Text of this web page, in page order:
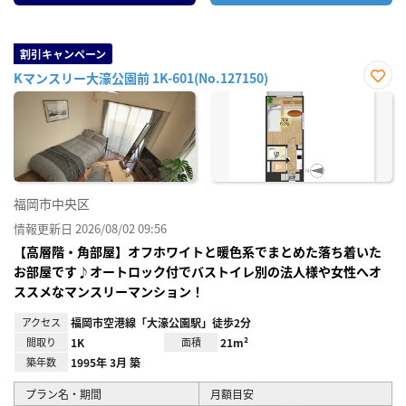
割引キャンペーン
Kマンスリー大濠公園前 1K-601(No.127150)
お気
福岡市中央区
情報更新日 2026/08/02 09:56
【高層階・角部屋】オフホワイトと暖色系でまとめた落ち着いた
お部屋です♪オートロック付でバストイレ別の法人様や女性へオ
ススメなマンスリーマンション！
アクセス 福岡市空港線「大濠公園駅」徒歩2分
間取り 1K 面積 21m²
築年数 1995年 3月 築
プラン名・期間 月額目安